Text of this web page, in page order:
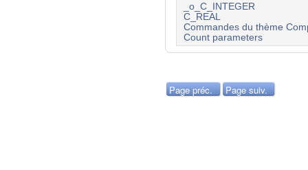
_o_C_INTEGER
C_REAL
Commandes du thème
Count parameters
Page préc. Page suiv.